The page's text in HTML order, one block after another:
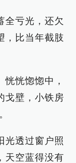
全亏光，还欠
，比当年截肢
恍惚惚中，
戈壁，小铁房
光透过窗户照
天空蓝得没有